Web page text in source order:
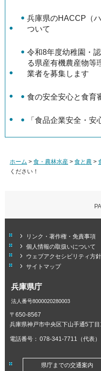
兵庫県のHACCP（
ついて
令和8年度幼稚園・
る県産有機農産物等
業者を募集します
食の安全安心と食育
「食品企業安全・
ホーム > 食・農林水産 > 食と農 >
ください！
リンク・著作権・免責事項
個人情報の取扱いについて
ウェブアクセシビリティ方針
サイトマップ
兵庫県庁
法人番号8000020280003
〒650-8567
兵庫県神戸市中央区下山手通5丁
電話番号： 078-341-7711（代表）
県庁までの交通案内